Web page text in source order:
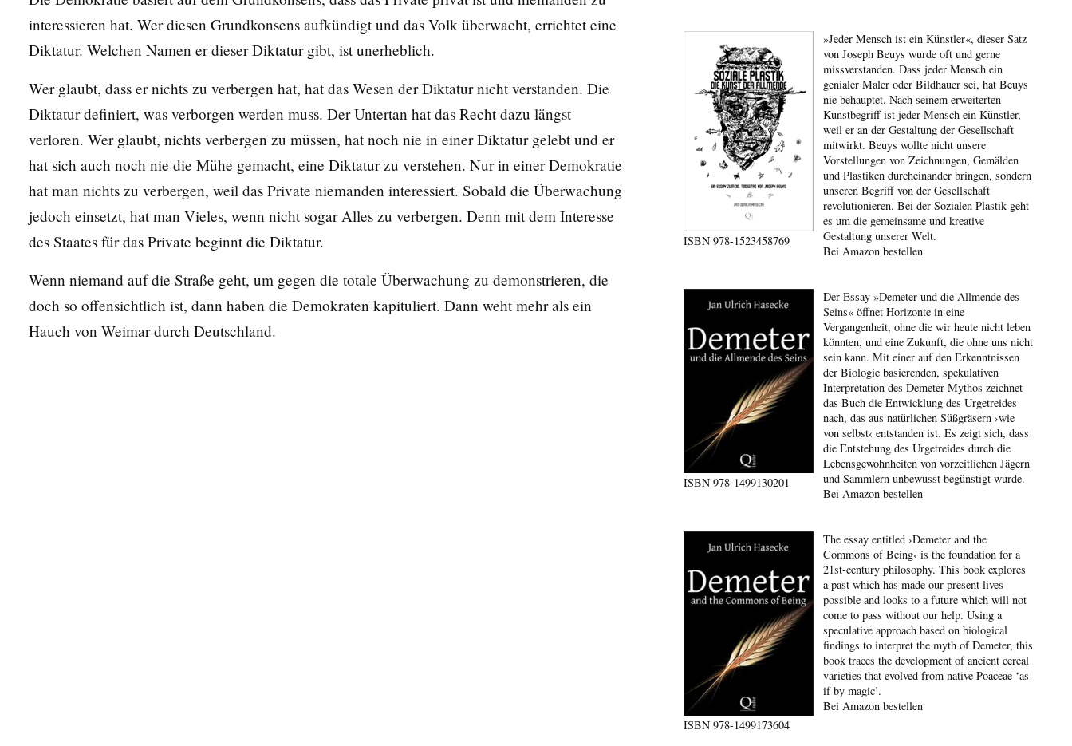
interessieren hat. Wer diesen Grundkonsens aufkündigt und das Volk überwacht, errichtet eine
Diktatur. Welchen Namen er dieser Diktatur gibt, ist unerheblich.
Wer glaubt, dass er nichts zu verbergen hat, hat das Wesen der Diktatur nicht verstanden. Die
Diktatur definiert, was verborgen werden muss. Der Untertan hat das Recht dazu längst
verloren. Wer glaubt, nichts verbergen zu müssen, hat noch nie in einer Diktatur gelebt und er
hat sich auch noch nie die Mühe gemacht, eine Diktatur zu verstehen. Nur in einer Demokratie
hat man nichts zu verbergen, weil das Private niemanden interessiert. Sobald die Überwachung
jedoch einsetzt, hat man Vieles, wenn nicht sogar Alles zu verbergen. Denn mit dem Interesse
des Staates für das Private beginnt die Diktatur.
Wenn niemand auf die Straße geht, um gegen die totale Überwachung zu demonstrieren, die
doch so offensichtlich ist, dann haben die Demokraten kapituliert. Dann weht mehr als ein
Hauch von Weimar durch Deutschland.
ISBN978-1523458769
»Jeder Mensch ist ein Künstler«, dieser Satz
von Joseph Beuys wurde oft und gerne
missverstanden. Dass jeder Mensch ein
genialer Maler oder Bildhauer sei, hat Beuys
nie behauptet. Nach seinem erweiterten
Kunstbegriff ist jeder Mensch ein Künstler,
weil er an der Gestaltung der Gesellschaft
mitwirkt. Beuys wollte nicht unsere
Vorstellungen von Zeichnungen, Gemälden
und Plastiken durcheinander bringen, sondern
unseren Begriff von der Gesellschaft
revolutionieren. Bei der Sozialen Plastik geht
es um die gemeinsame und kreative
Gestaltung unserer Welt.
Bei Amazon bestellen
ISBN978-1499130201
Der Essay »Demeter und die Allmende des
Seins« öffnet Horizonte in eine
Vergangenheit, ohne die wir heute nicht leben
könnten, und eine Zukunft, die ohne uns nicht
sein kann. Mit einer auf den Erkenntnissen
der Biologie basierenden, spekulativen
Interpretation des Demeter-Mythos zeichnet
das Buch die Entwicklung des Urgetreides
nach, das aus natürlichen Süßgräsern ›wie
von selbst‹ entstanden ist. Es zeigt sich, dass
die Entstehung des Urgetreides durch die
Lebensgewohnheiten von vorzeitlichen Jägern
und Sammlern unbewusst begünstigt wurde.
Bei Amazon bestellen
ISBN978-1499173604
The essay entitled ›Demeter and the
Commons of Being‹ is the foundation for a
21st-century philosophy. This book explores
a past which has made our present lives
possible and looks to a future which will not
come to pass without our help. Using a
speculative approach based on biological
findings to interpret the myth of Demeter, this
book traces the development of ancient cereal
varieties that evolved from native Poaceae ‘as
if by magic’.
Bei Amazon bestellen